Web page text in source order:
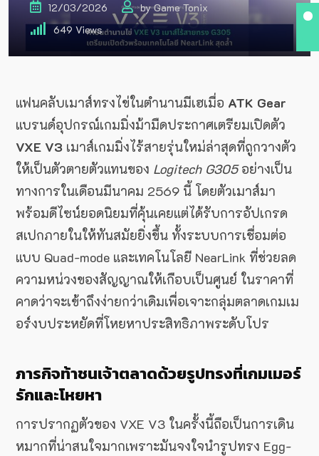
12/03/2026 byGame Tonix
649 Views
แฟนคลับเมาส์ทรงไข่ในตำนานมีเฮเมื่อ ATK Gear
แบรนด์อุปกรณ์เกมมิ่งม้ามืดประกาศเตรียมเปิดตัว
VXE V3 เมาส์เกมมิ่งไร้สายรุ่นใหม่ล่าสุดที่ถูกวางตัว
ให้เป็นตัวตายตัวแทนของ Logitech G305อย่างเป็น
ทางการในเดือนมีนาคม 2569 นี้ โดยตัวเมาส์มา
พร้อมดีไซน์ยอดนิยมที่คุ้นเคยแต่ได้รับการอัปเกรด
สเปกภายในให้ทันสมัยยิ่งขึ้น ทั้งระบบการเชื่อมต่อ
แบบ Quad-mode และเทคโนโลยี NearLink ที่ช่วยลด
ความหน่วงของสัญญาณให้เกือบเป็นศูนย์ ในราคาที่
คาดว่าจะเข้าถึงง่ายกว่าเดิมเพื่อเจาะกลุ่มตลาดเกมเม
อร์งบประหยัดที่โหยหาประสิทธิภาพระดับโปร
ภารกิจท้าชนเจ้าตลาดด้วยรูปทรงที่เกมเมอร์
รักและโหยหา
การปรากฏตัวของ VXE V3 ในครั้งนี้ถือเป็นการเดิน
หมากที่น่าสนใจมากเพราะมันจงใจนำรูปทรง Egg-